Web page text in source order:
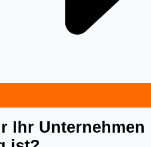
Ihr Unternehmen